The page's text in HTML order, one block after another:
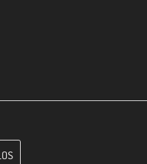
erstelle im nächsten